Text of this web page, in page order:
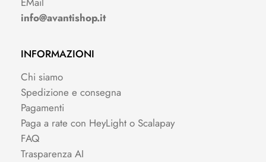
info@avantishop.it
INFORMAZIONI
Chi siamo
Spedizione e consegna
Pagamenti
Paga a rate con HeyLight o Scalapay
FAQ
Trasparenza AI